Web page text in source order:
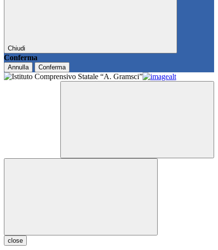
Chiudi
Conferma
Annulla Conferma
close